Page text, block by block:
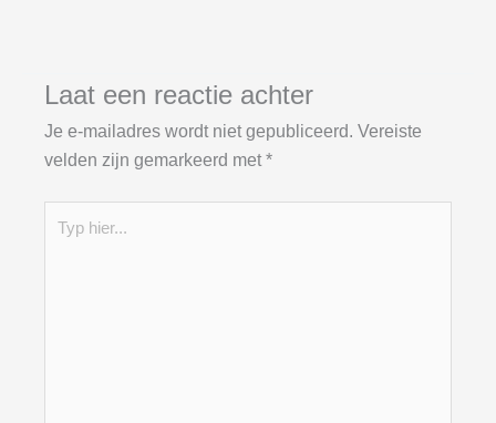
Laat een reactie achter
Je e-mailadres wordt niet gepubliceerd. Vereiste
velden zijn gemarkeerd met *
hier...